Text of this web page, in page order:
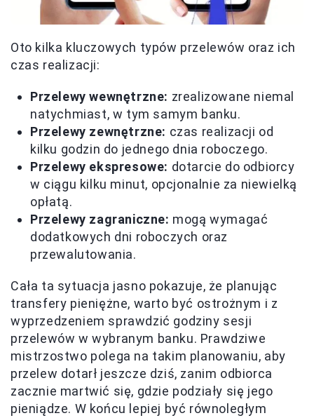
Oto kilka kluczowych typów przelewów oraz ich
czas realizacji:
Przelewy wewnętrzne: zrealizowane niemal
natychmiast, w tym samym banku.
Przelewy zewnętrzne: czas realizacji od
kilku godzin do jednego dnia roboczego.
Przelewy ekspresowe: dotarcie do odbiorcy
w ciągu kilku minut, opcjonalnie za niewielką
opłatą.
Przelewy zagraniczne: mogą wymagać
dodatkowych dni roboczych oraz
przewalutowania.
Cała ta sytuacja jasno pokazuje, że planując
transfery pieniężne, warto być ostrożnym i z
wyprzedzeniem sprawdzić godziny sesji
przelewów w wybranym banku. Prawdziwe
mistrzostwo polega na takim planowaniu, aby
przelew dotarł jeszcze dziś, zanim odbiorca
zacznie martwić się, gdzie podziały się jego
pieniądze. W końcu lepiej być równoległym